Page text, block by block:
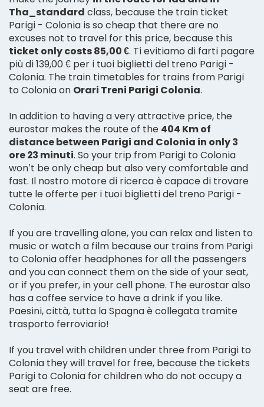
Tha_standard class, because the train ticket
Parigi - Colonia is so cheap that there are no
excuses not to travel for this price, because this
ticket only costs 85,00 €. Ti evitiamo di farti pagare
più di 139,00 € per i tuoi biglietti del treno Parigi -
Colonia. The train timetables for trains from Parigi
to Colonia on Orari Treni Parigi Colonia.
In addition to having a very attractive price, the
eurostar makes the route of the 404 Km of
distance between Parigi and Colonia in only 3
ore 23 minuti. So your trip from Parigi to Colonia
won’t be only cheap but also very comfortable and
fast. Il nostro motore di ricerca è capace di trovare
tutte le offerte per i tuoi biglietti del treno Parigi -
Colonia.
If you are travelling alone, you can relax and listen to
music or watch a film because our trains from Parigi
to Colonia offer headphones for all the passengers
and you can connect them on the side of your seat,
or if you prefer, in your cell phone. The eurostar also
has a coffee service to have a drink if you like.
Paesini, città, tutta la Spagna è collegata tramite
trasporto ferroviario!
If you travel with children under three from Parigi to
Colonia they will travel for free, because the tickets
Parigi to Colonia for children who do not occupy a
seat are free.